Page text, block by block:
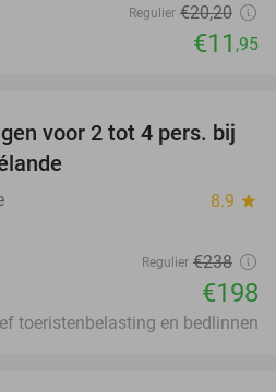
Regulier €20,20
€11 ,95
17%
voor 2 tot 4 pers. bij
8.9 star
Regulier €238
€198
toeristenbelasting en bedlinnen